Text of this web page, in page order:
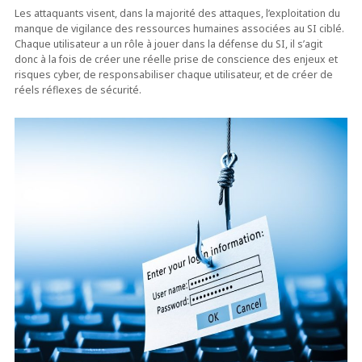
Les attaquants visent, dans la majorité des attaques, l’exploitation du
manque de vigilance des ressources humaines associées au SI ciblé.
Chaque utilisateur a un rôle à jouer dans la défense du SI, il s’agit
donc à la fois de créer une réelle prise de conscience des enjeux et
risques cyber, de responsabiliser chaque utilisateur, et de créer de
réels réflexes de sécurité.